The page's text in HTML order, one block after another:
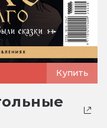
Купить